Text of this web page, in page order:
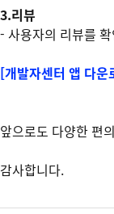
3.리뷰
- 사용자의 리뷰를
[개발자센터 앱 다운
앞으로도 다양한 편
감사합니다.